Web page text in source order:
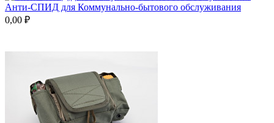
Анти-СПИД для Коммунально-бытового обслуживания
0,00 ₽